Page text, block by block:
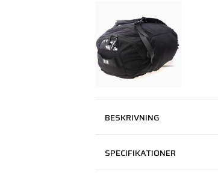
BESKRIVNING
SPECIFIKATIONER